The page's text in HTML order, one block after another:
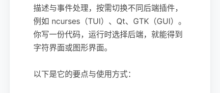
描述与事件处理，按需切换不同后端插件，
例如 ncurses（TUI）、Qt、GTK（GUI）。
你写一份代码，运行时选择后端，就能得到
字符界面或图形界面。
以下是它的要点与使用方式：